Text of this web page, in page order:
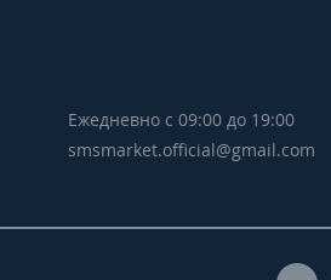
Ежедневно с 09:00 до 19:00
smsmarket.official@gmail.com